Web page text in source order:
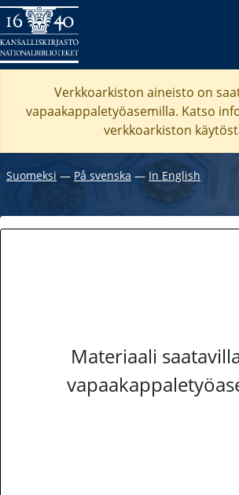
Verkkoarkiston aineisto on
vapaakappaletyöasemilla. Katso
verkkoarkiston
Suomeksi ― På svenska ― In English
Materiaali